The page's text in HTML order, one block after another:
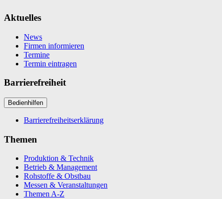
Aktuelles
News
Firmen informieren
Termine
Termin eintragen
Barrierefreiheit
Bedienhilfen
Barrierefreiheitserklärung
Themen
Produktion & Technik
Betrieb & Management
Rohstoffe & Obstbau
Messen & Veranstaltungen
Themen A-Z